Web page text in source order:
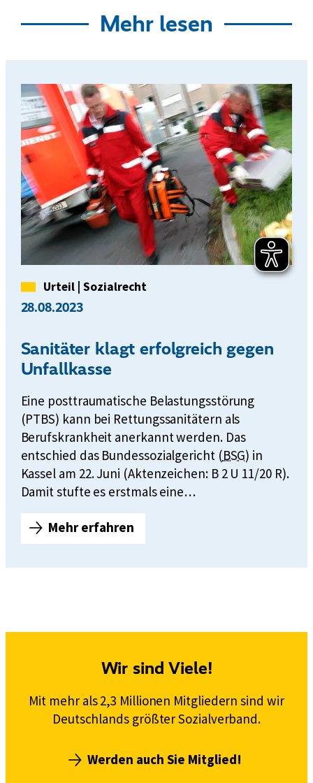
Mehr lesen
Kategorie
Urteil Sozialrecht
28.08.2023
Sanitäter klagt erfolgreich gegen
Unfallkasse
Eine posttraumatische Belastungsstörung
(PTBS) kann bei Rettungssanitätern als
Berufskrankheit anerkannt werden. Das
entschied das Bundessozialgericht (BSGk
u
r
d
o
z
) in
Kassel am 22. Juni (Aktenzeichen: B 2 U 11/20 R).
Damit stufte es erstmals eine…
Mehr erfahren
S
n
k
l
Wir sind Viele!
Mit mehr als 2,3 Millionen Mitgliedern sind wir
Deutschlands größter Sozialverband.
Werden auch Sie Mitglied!